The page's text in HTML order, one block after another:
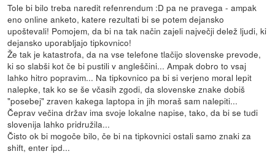
Tole bi bilo treba naredit refenrendum :D pa ne pravega - ampak
eno online anketo, katere rezultati bi se potem dejansko
upoštevali! Pomojem, da bi na tak način zajeli največji delež ljudi, ki
dejansko uporabljajo tipkovnico!
Že tak je katastrofa, da na vse telefone tlačijo slovenske prevode,
ki so slabši kot če bi pustili v angleščini... Ampak dobro to vsaj
lahko hitro popravim... Na tipkovnico pa bi si verjeno moral lepit
nalepke, tak ko se še včasih zgodi, da slovenske znake dobiš
"posebej" zraven kakega laptopa in jih moraš sam nalepiti...
Čeprav večina držav ima svoje lokalne napise, tako, da bi se tudi
slovenija lahko pridružila...
Čisto ok bi mogoče bilo, če bi na tipkovnici ostali samo znaki za
shift, enter ipd...